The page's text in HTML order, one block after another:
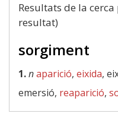
Resultats de la cerca
resultat)
sorgiment
1.naparició, eixida,
emersió, reaparició,